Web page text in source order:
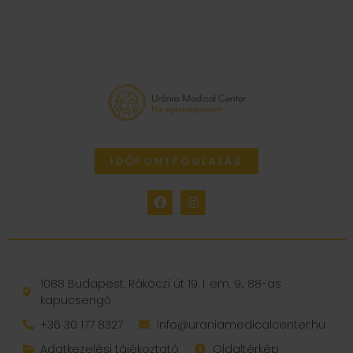
IDŐPONTFOGLALÁS
1088 Budapest, Rákóczi út 19. I. em. 9., 88-as
kapucsengő
+36 30 177 8327
info@uraniamedicalcenter.hu
Adatkezelési tájékoztató
Oldaltérkép